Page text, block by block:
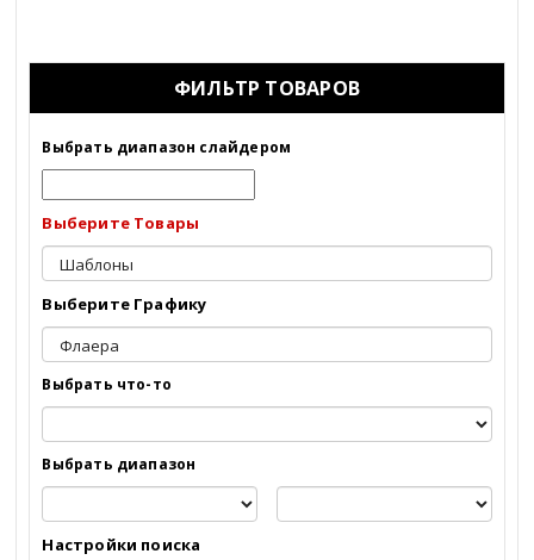
ФИЛЬТР ТОВАРОВ
Выбрать диапазон слайдером
Выберите Товары
Выберите Графику
Выбрать что-то
Выбрать диапазон
Настройки поиска